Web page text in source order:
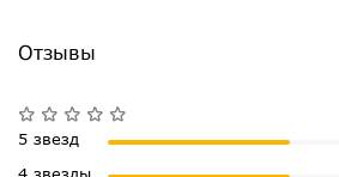
Отзывы
5 звезд